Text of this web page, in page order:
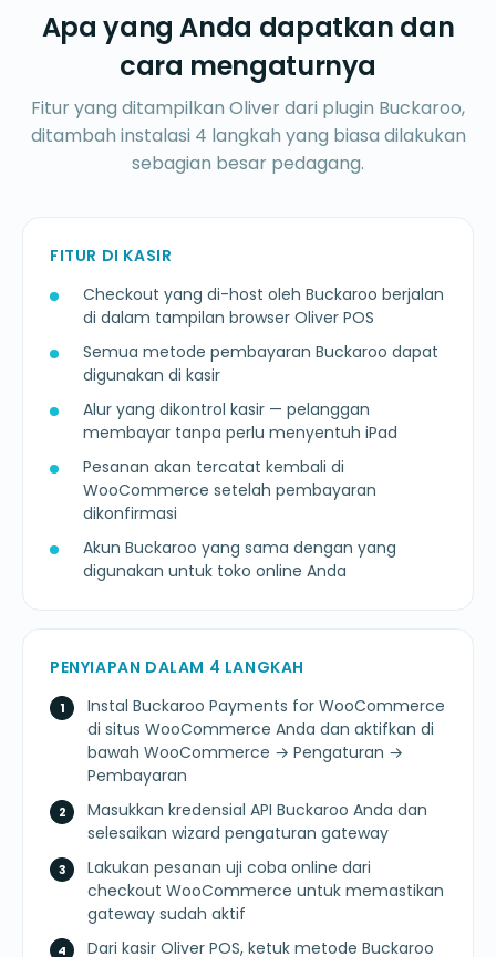
Apa yang Anda dapatkan dan
cara mengaturnya
Fitur yang ditampilkan Oliver dari plugin Buckaroo,
ditambah instalasi 4 langkah yang biasa dilakukan
sebagian besar pedagang.
FITUR DI KASIR
Checkout yang di-host oleh Buckaroo berjalan
di dalam tampilan browser Oliver POS
Semua metode pembayaran Buckaroo dapat
digunakan di kasir
Alur yang dikontrol kasir — pelanggan
membayar tanpa perlu menyentuh iPad
Pesanan akan tercatat kembali di
WooCommerce setelah pembayaran
dikonfirmasi
Akun Buckaroo yang sama dengan yang
digunakan untuk toko online Anda
PENYIAPAN DALAM 4 LANGKAH
Instal Buckaroo Payments for WooCommerce
di situs WooCommerce Anda dan aktifkan di
bawah WooCommerce → Pengaturan →
Pembayaran
Masukkan kredensial API Buckaroo Anda dan
selesaikan wizard pengaturan gateway
Lakukan pesanan uji coba online dari
checkout WooCommerce untuk memastikan
gateway sudah aktif
Dari kasir Oliver POS, ketuk metode Buckaroo